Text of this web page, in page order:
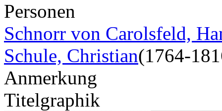
Personen
Schnorr von Carolsfeld,
Schule, Christian(1764-
Anmerkung
Titelgraphik